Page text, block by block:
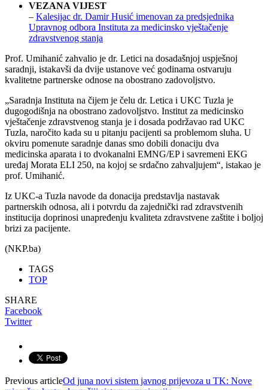
VEZANA VIJEST
– Kalesijac dr. Damir Husić imenovan za predsjednika
Upravnog odbora Instituta za medicinsko vještačenje
zdravstvenog stanja
Prof. Umihanić zahvalio je dr. Letici na dosadašnjoj uspješnoj
saradnji, istakavši da dvije ustanove već godinama ostvaruju
kvalitetne partnerske odnose na obostrano zadovoljstvo.
„Saradnja Instituta na čijem je čelu dr. Letica i UKC Tuzla je
dugogodišnja na obostrano zadovoljstvo. Institut za medicinsko
vještačenje zdravstvenog stanja je i dosada podržavao rad UKC
Tuzla, naročito kada su u pitanju pacijenti sa problemom sluha. U
okviru pomenute saradnje danas smo dobili donaciju dva
medicinska aparata i to dvokanalni EMNG/EP i savremeni EKG
uređaj Morata ELI 250, na kojoj se srdačno zahvaljujem“, istakao je
prof. Umihanić.
Iz UKC-a Tuzla navode da donacija predstavlja nastavak
partnerskih odnosa, ali i potvrdu da zajednički rad zdravstvenih
institucija doprinosi unapređenju kvaliteta zdravstvene zaštite i boljoj
brizi za pacijente.
(NKP.ba)
TAGS
TOP
SHARE
Facebook
Twitter
Previous articleOd juna novi sistem javnog prijevoza u TK: Nove